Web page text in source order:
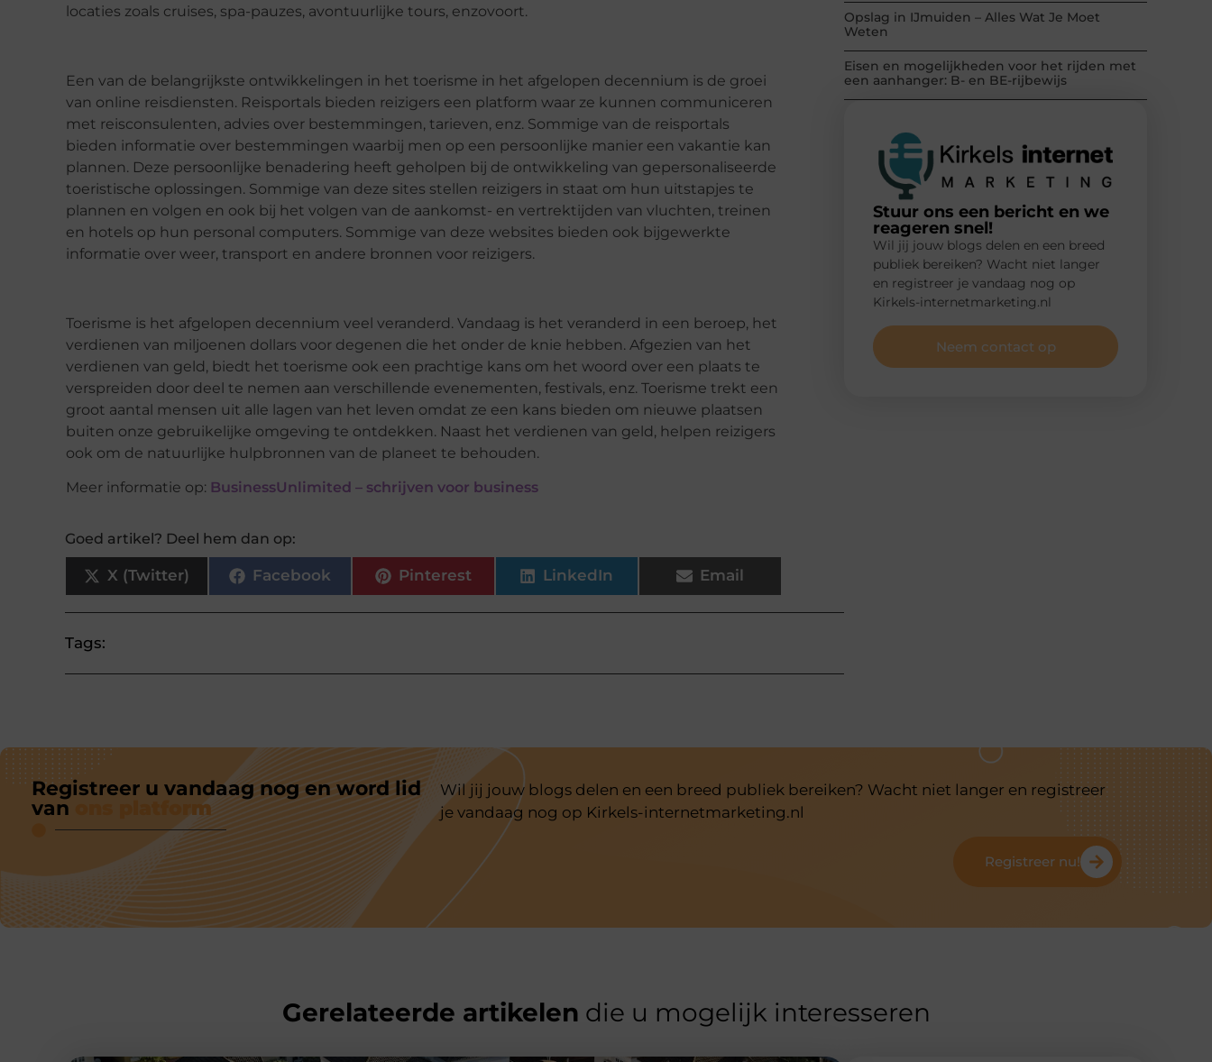
locaties zoals cruises, spa-pauzes, avontuurlijke tours, enzovoort.
Een van de belangrijkste ontwikkelingen in het toerisme in het afgelopen decennium is de groei
van online reisdiensten. Reisportals bieden reizigers een platform waar ze kunnen communiceren
met reisconsulenten, advies over bestemmingen, tarieven, enz. Sommige van de reisportals
bieden informatie over bestemmingen waarbij men op een persoonlijke manier een vakantie kan
plannen. Deze persoonlijke benadering heeft geholpen bij de ontwikkeling van gepersonaliseerde
toeristische oplossingen. Sommige van deze sites stellen reizigers in staat om hun uitstapjes te
plannen en volgen en ook bij het volgen van de aankomst- en vertrektijden van vluchten, treinen
en hotels op hun personal computers. Sommige van deze websites bieden ook bijgewerkte
informatie over weer, transport en andere bronnen voor reizigers.
Toerisme is het afgelopen decennium veel veranderd. Vandaag is het veranderd in een beroep, het
verdienen van miljoenen dollars voor degenen die het onder de knie hebben. Afgezien van het
verdienen van geld, biedt het toerisme ook een prachtige kans om het woord over een plaats te
verspreiden door deel te nemen aan verschillende evenementen, festivals, enz. Toerisme trekt een
groot aantal mensen uit alle lagen van het leven omdat ze een kans bieden om nieuwe plaatsen
buiten onze gebruikelijke omgeving te ontdekken. Naast het verdienen van geld, helpen reizigers
ook om de natuurlijke hulpbronnen van de planeet te behouden.
Meer informatie op: BusinessUnlimited – schrijven voor business
Goed artikel? Deel hem dan op:
X (Twitter) Facebook Pinterest LinkedIn Email
Tags:
Opslag in IJmuiden – Alles Wat Je Moet
Weten
Eisen en mogelijkheden voor het rijden met
een aanhanger: B- en BE-rijbewijs
Stuur ons een bericht en we
reageren snel!
Wil jij jouw blogs delen en een breed
publiek bereiken? Wacht niet langer
en registreer je vandaag nog op
Kirkels-internetmarketing.nl
Neem contact op
Registreer u vandaag nog en word lid
van
ons platform
Wil jij jouw blogs delen en een breed publiek bereiken? Wacht niet langer en registreer
je vandaag nog op Kirkels-internetmarketing.nl
Registreer nu!
Gerelateerde artikelen die u mogelijk interesseren